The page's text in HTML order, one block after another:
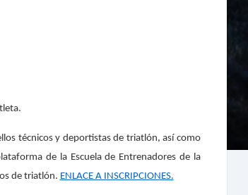
técnicos y deportistas de triatlón, así como
de la Escuela de Entrenadores de la
de triatlón. ENLACE A INSCRIPCIONES.